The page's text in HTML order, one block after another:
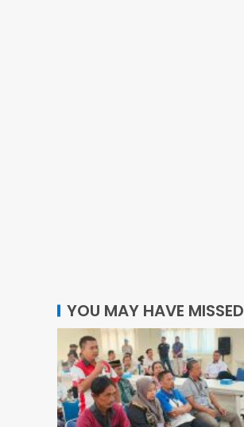
YOU MAY HAVE MISSED